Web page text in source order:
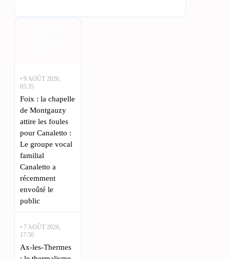
• 9 AOÛT 2026,
05:35
Foix : la chapelle
de Montgauzy
attire les foules
pour Canaletto :
Le groupe vocal
familial
Canaletto a
récemment
envoûté le
public
• 7 AOÛT 2026,
17:50
Ax-les-Thermes